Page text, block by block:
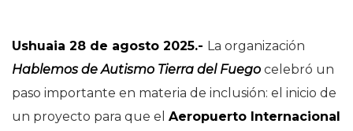
Ushuaia 28 de agosto 2025.- La organización
Hablemos de Autismo Tierra del Fuego celebró un
paso importante en materia de inclusión: el inicio de
un proyecto para que el Aeropuerto Internacional